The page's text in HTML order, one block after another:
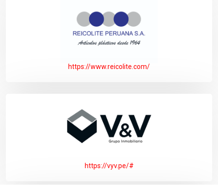
https://www.reicolite.com/
https://vyv.pe/#